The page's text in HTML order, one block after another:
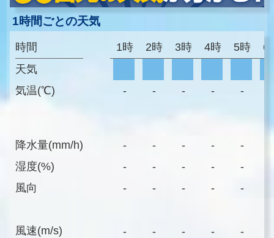
1時間ごとの天気
時間
天気
気温(℃)
降水量(mm/h)
湿度(%)
風向
風速(m/s)
1時 2時 3時 4時 5時 6
- - - - -
- - - - -
-
- - - -
-
- - - -
- - - - -